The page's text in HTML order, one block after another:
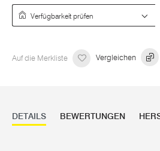
Auf die Merkliste Vergleichen
DETAILS BEWERTUNGEN